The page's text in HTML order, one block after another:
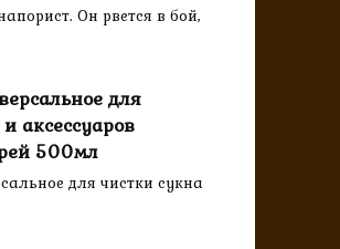
Он рвется в бой,
для
аксессуаров
500мл
для чистки сукна